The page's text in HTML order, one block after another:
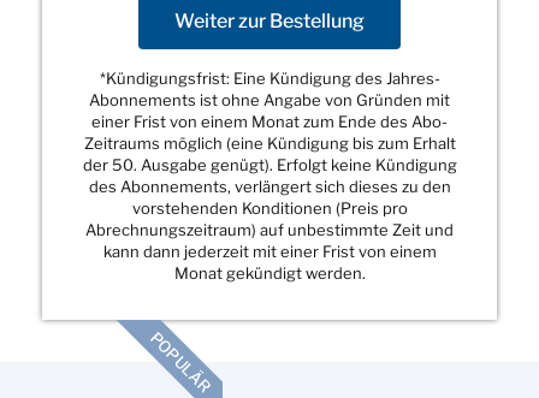
Weiter zur Bestellung
*Kündigungsfrist: Eine Kündigung des Jahres-
Abonnements ist ohne Angabe von Gründen mit
einer Frist von einem Monat zum Ende des Abo-
Zeitraums möglich (eine Kündigung bis zum Erhalt
der 50. Ausgabe genügt). Erfolgt keine Kündigung
des Abonnements, verlängert sich dieses zu den
vorstehenden Konditionen (Preis pro
Abrechnungszeitraum) auf unbestimmte Zeit und
kann dann jederzeit mit einer Frist von einem
Monat gekündigt werden.
POPULÄR